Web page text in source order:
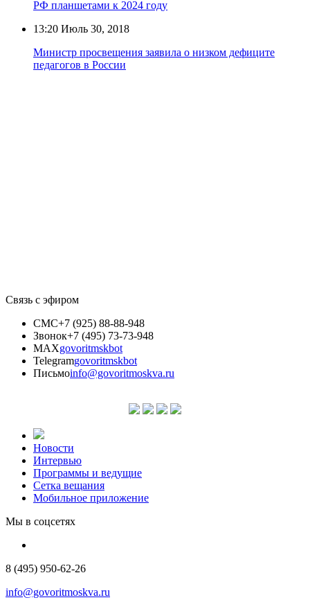
РФ планшетами к 2024 году
13:20 Июль 30, 2018
Министр просвещения заявила о низком дефиците
педагогов в России
Связь с эфиром
СМС+7 (925) 88-88-948
Звонок+7 (495) 73-73-948
MAXgovoritmskbot
Telegramgovoritmskbot
Письмоinfo@govoritmoskva.ru
Новости
Интервью
Программы и ведущие
Сетка вещания
Мобильное приложение
Мы в соцсетях
8 (495) 950-62-26
info@govoritmoskva.ru